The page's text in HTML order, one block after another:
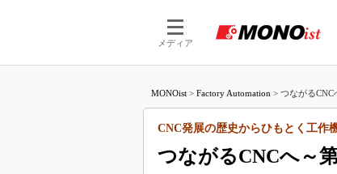
メディア
つながる
つなが
MONOist > Factory Automation > つながるCNC
つながるCNCへ～
CNC発展の歴史からひもとく工作